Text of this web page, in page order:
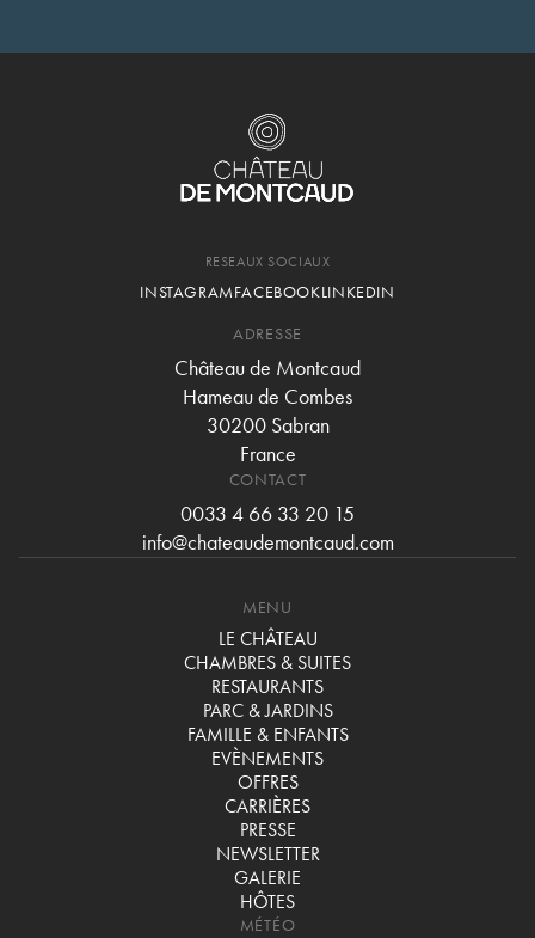
RESEAUX SOCIAUX
INSTAGRAMFACEBOOKLINKEDIN
ADRESSE
Château de Montcaud
Hameau de Combes
30200 Sabran
France
CONTACT
0033 4 66 33 20 15
info@chateaudemontcaud.com
MENU
LE CHÂTEAU
CHAMBRES & SUITES
RESTAURANTS
PARC & JARDINS
FAMILLE & ENFANTS
EVÈNEMENTS
OFFRES
CARRIÈRES
PRESSE
NEWSLETTER
GALERIE
HÔTES
MÉTÉO